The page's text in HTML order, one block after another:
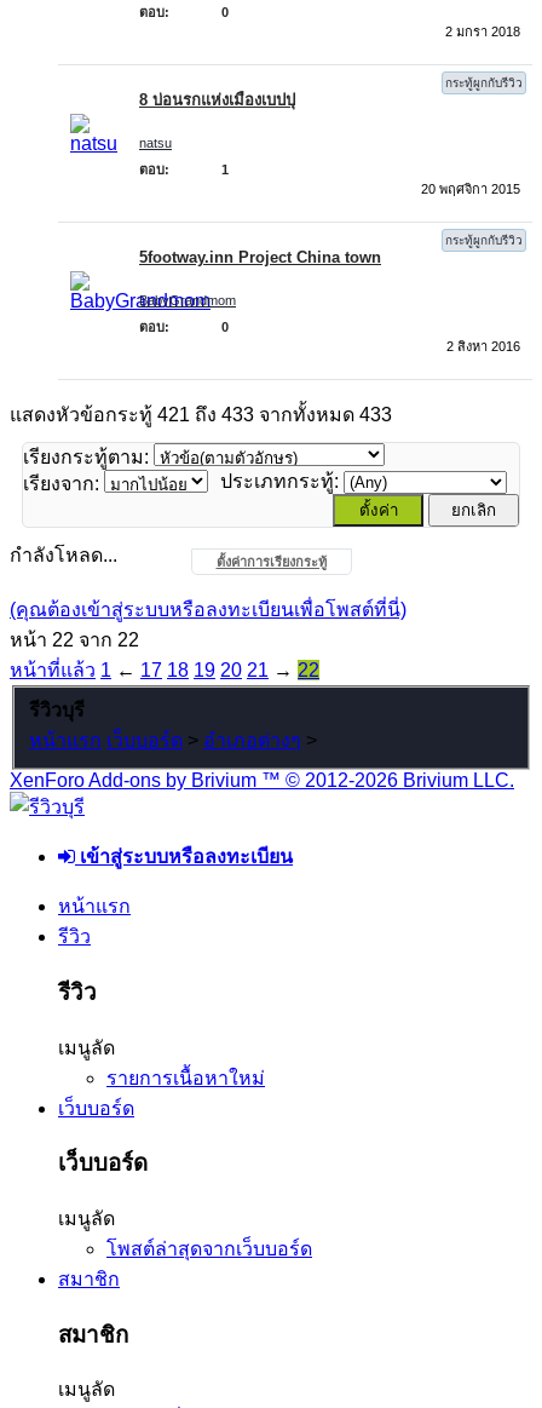
ตอบ:
0
2 มกรา 2018
กระทู้ผูกกับรีวิว
8 บ่อนรกแห่งเมืองเบปปุ
natsu
ตอบ:
1
20 พฤศจิกา 2015
กระทู้ผูกกับรีวิว
5footway.inn Project China town
BabyGrandmom
ตอบ:
0
2 สิงหา 2016
แสดงหัวข้อกระทู้ 421 ถึง 433 จากทั้งหมด 433
ตั้งค่าการเรียงกระทู้
เรียงกระทู้ตาม:
เรียงจาก:
ประเภทกระทู้:
กำลังโหลด...
(คุณต้องเข้าสู่ระบบหรือลงทะเบียนเพื่อโพสต์ที่นี่)
หน้า 22 จาก 22
หน้าที่แล้ว 1 ← 17 18 19 20 21 → 22
รีวิวบุรี
หน้าแรก เว็บบอร์ด > อำเภอต่างๆ >
XenForo Add-ons by Brivium ™ © 2012-2026 Brivium LLC.
เข้าสู่ระบบหรือลงทะเบียน
หน้าแรก
รีวิว
รีวิว
เมนูลัด
รายการเนื้อหาใหม่
เว็บบอร์ด
เว็บบอร์ด
เมนูลัด
โพสต์ล่าสุดจากเว็บบอร์ด
สมาชิก
สมาชิก
เมนูลัด